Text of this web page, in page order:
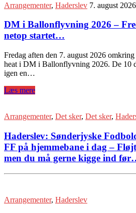
Arrangementer, Haderslev 7. august 2026
DM i Ballonflyvning 2026 –
netop startet…
Fredag aften den 7. august 2026
heat i DM i Ballonflyvning 2026. De 10
igen en…
Læs mere
Arrangementer, Det sker, Det sker,
Haderslev: Sønderjyske
FF på hjemmebane i dag –
men du må gerne kigge ind
Arrangementer, Haderslev